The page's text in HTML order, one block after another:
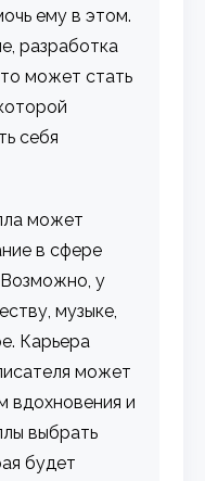
ему в этом.
разработка
может стать
себя
может
в сфере
Возможно, у
музыке,
Карьера
может
вдохновения и
выбрать
будет